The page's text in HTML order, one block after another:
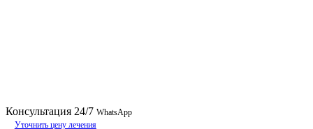
Консультация 24/7 WhatsApp
Уточнить цену лечения